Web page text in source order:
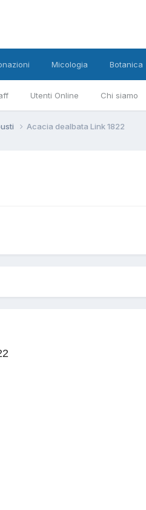
Utenti Online Chi siamo
Micologia Botanica
Acacia dealbata Link 1822